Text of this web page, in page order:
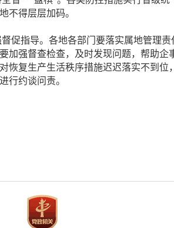
不得层层加码。
指导。各地各部门要落实属地管理责
加强督查检查，及时发现问题，帮助
恢复生产生活秩序措施迟迟落实不到
行约谈问责。